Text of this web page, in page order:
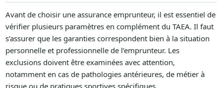
Avant de choisir une assurance emprunteur, il est essentiel de
vérifier plusieurs paramètres en complément du TAEA. Il faut
s’assurer que les garanties correspondent bien à la situation
personnelle et professionnelle de l’emprunteur. Les
exclusions doivent être examinées avec attention,
notamment en cas de pathologies antérieures, de métier à